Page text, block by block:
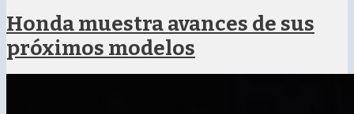
Honda muestra avances de sus
próximos modelos